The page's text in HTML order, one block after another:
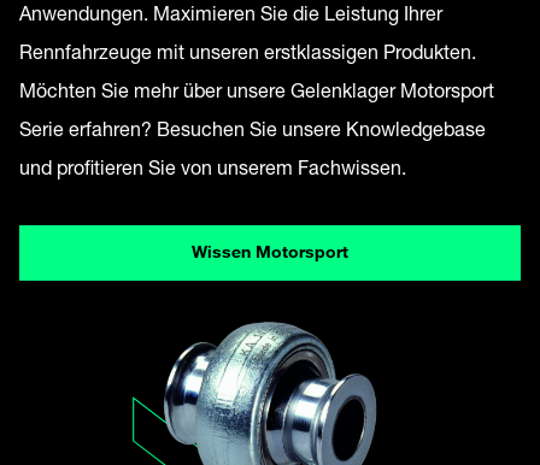
Anwendungen. Maximieren Sie die Leistung Ihrer
Rennfahrzeuge mit unseren erstklassigen Produkten.
Möchten Sie mehr über unsere Gelenklager Motorsport
Serie erfahren? Besuchen Sie unsere Knowledgebase
und profitieren Sie von unserem Fachwissen.
Wissen Motorsport